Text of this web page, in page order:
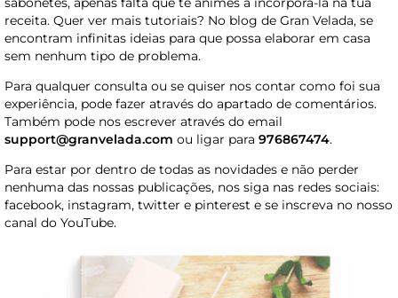
receita. Quer ver mais tutoriais? No blog de Gran Velada, se
encontram infinitas ideias para que possa elaborar em casa
sem nenhum tipo de problema.
Para qualquer consulta ou se quiser nos contar como foi sua
experiência, pode fazer através do apartado de comentários.
Também pode nos escrever através do email
support@granvelada.com ou ligar para 976867474.
Para estar por dentro de todas as novidades e não perder
nenhuma das nossas publicações, nos siga nas redes sociais:
facebook, instagram, twitter e pinterest e se inscreva no nosso
canal do YouTube.